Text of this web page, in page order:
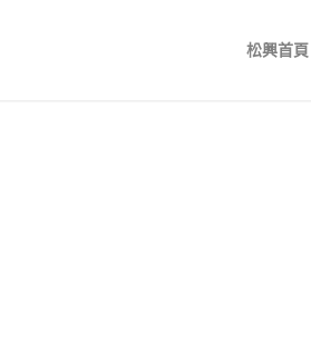
松興首頁